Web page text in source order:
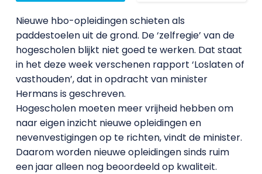
Nieuwe hbo-opleidingen schieten als
paddestoelen uit de grond. De ‘zelfregie’ van de
hogescholen blijkt niet goed te werken. Dat staat
in het deze week verschenen rapport ‘Loslaten of
vasthouden’, dat in opdracht van minister
Hermans is geschreven.
Hogescholen moeten meer vrijheid hebben om
naar eigen inzicht nieuwe opleidingen en
nevenvestigingen op te richten, vindt de minister.
Daarom worden nieuwe opleidingen sinds ruim
een jaar alleen nog beoordeeld op kwaliteit.